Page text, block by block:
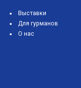
Выставки
Для гурманов
О нас